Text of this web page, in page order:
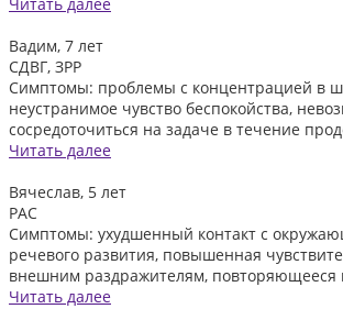
Вадим, 7 лет
СДВГ, ЗРР
Симптомы: проблемы с концентрацией в
неустранимое чувство беспокойства,
сосредоточиться на задаче в течение
Читать далее
Вячеслав, 5 лет
РАС
Симптомы: ухудшенный контакт с
речевого развития, повышенная
внешним раздражителям, повторяющееся
Читать далее